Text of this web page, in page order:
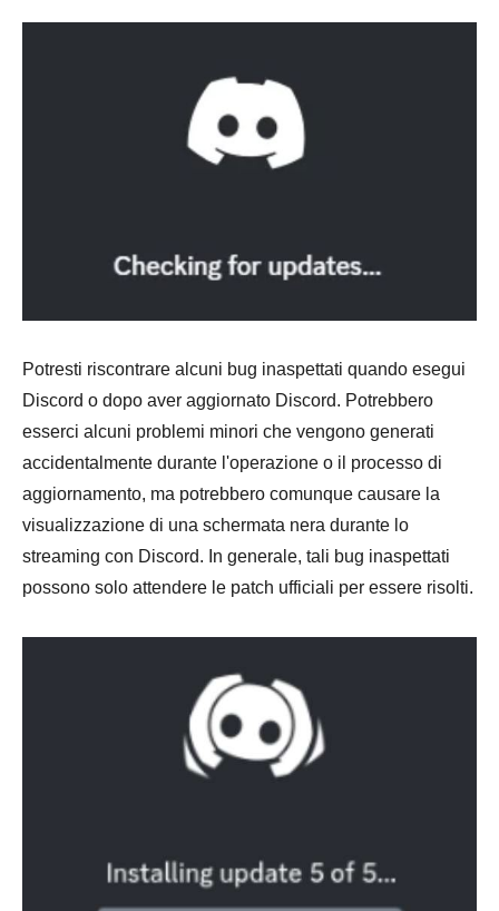
Potresti riscontrare alcuni bug inaspettati quando esegui
Discord o dopo aver aggiornato Discord. Potrebbero
esserci alcuni problemi minori che vengono generati
accidentalmente durante l'operazione o il processo di
aggiornamento, ma potrebbero comunque causare la
visualizzazione di una schermata nera durante lo
streaming con Discord. In generale, tali bug inaspettati
possono solo attendere le patch ufficiali per essere risolti.